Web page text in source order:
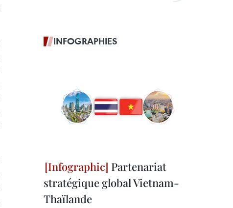
INFOGRAPHIES
Partenariat
stratégique global Vietnam-
Thaïlande